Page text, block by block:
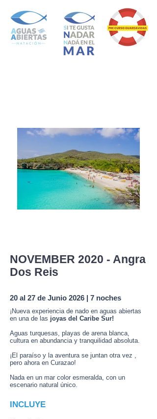
NOVEMBER 2020 - Angra
Dos Reis
20 al 27 de Junio 2026 | 7 noches
¡Nueva experiencia de nado en aguas abiertas
en una de las joyas del Caribe Sur!
Aguas turquesas, playas de arena blanca,
cultura en abundancia y tranquilidad absoluta.
¡El paraíso y la aventura se juntan otra vez ,
pero ahora en Curazao!
Nada en un mar color esmeralda, con un
escenario natural único.
INCLUYE